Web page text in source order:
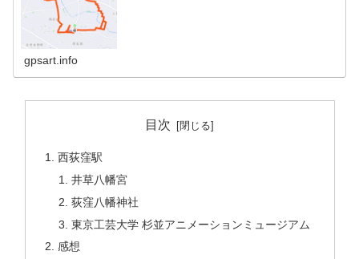
gpsart.info
目次
西荻窪駅
井草八幡宮
荻窪八幡神社
東京工芸大学 杉並アニメーションミュージアム
感想